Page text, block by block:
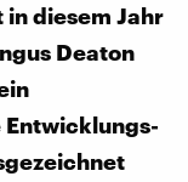
diesem Jahr
Deaton